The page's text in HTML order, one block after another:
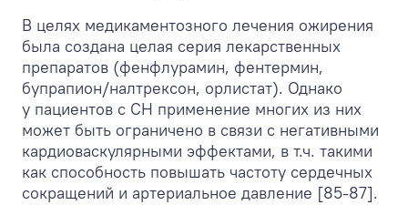
В целях медикаментозного лечения ожирения
была создана целая серия лекарственных
препаратов (фенфлурамин, фентермин,
бупрапион/налтрексон, орлистат). Однако
у пациентов с СН применение многих из них
может быть ограничено в связи с негативными
кардиоваскулярными эффектами, в т.ч. такими
как способность повышать частоту сердечных
сокращений и артериальное давление [85-87].